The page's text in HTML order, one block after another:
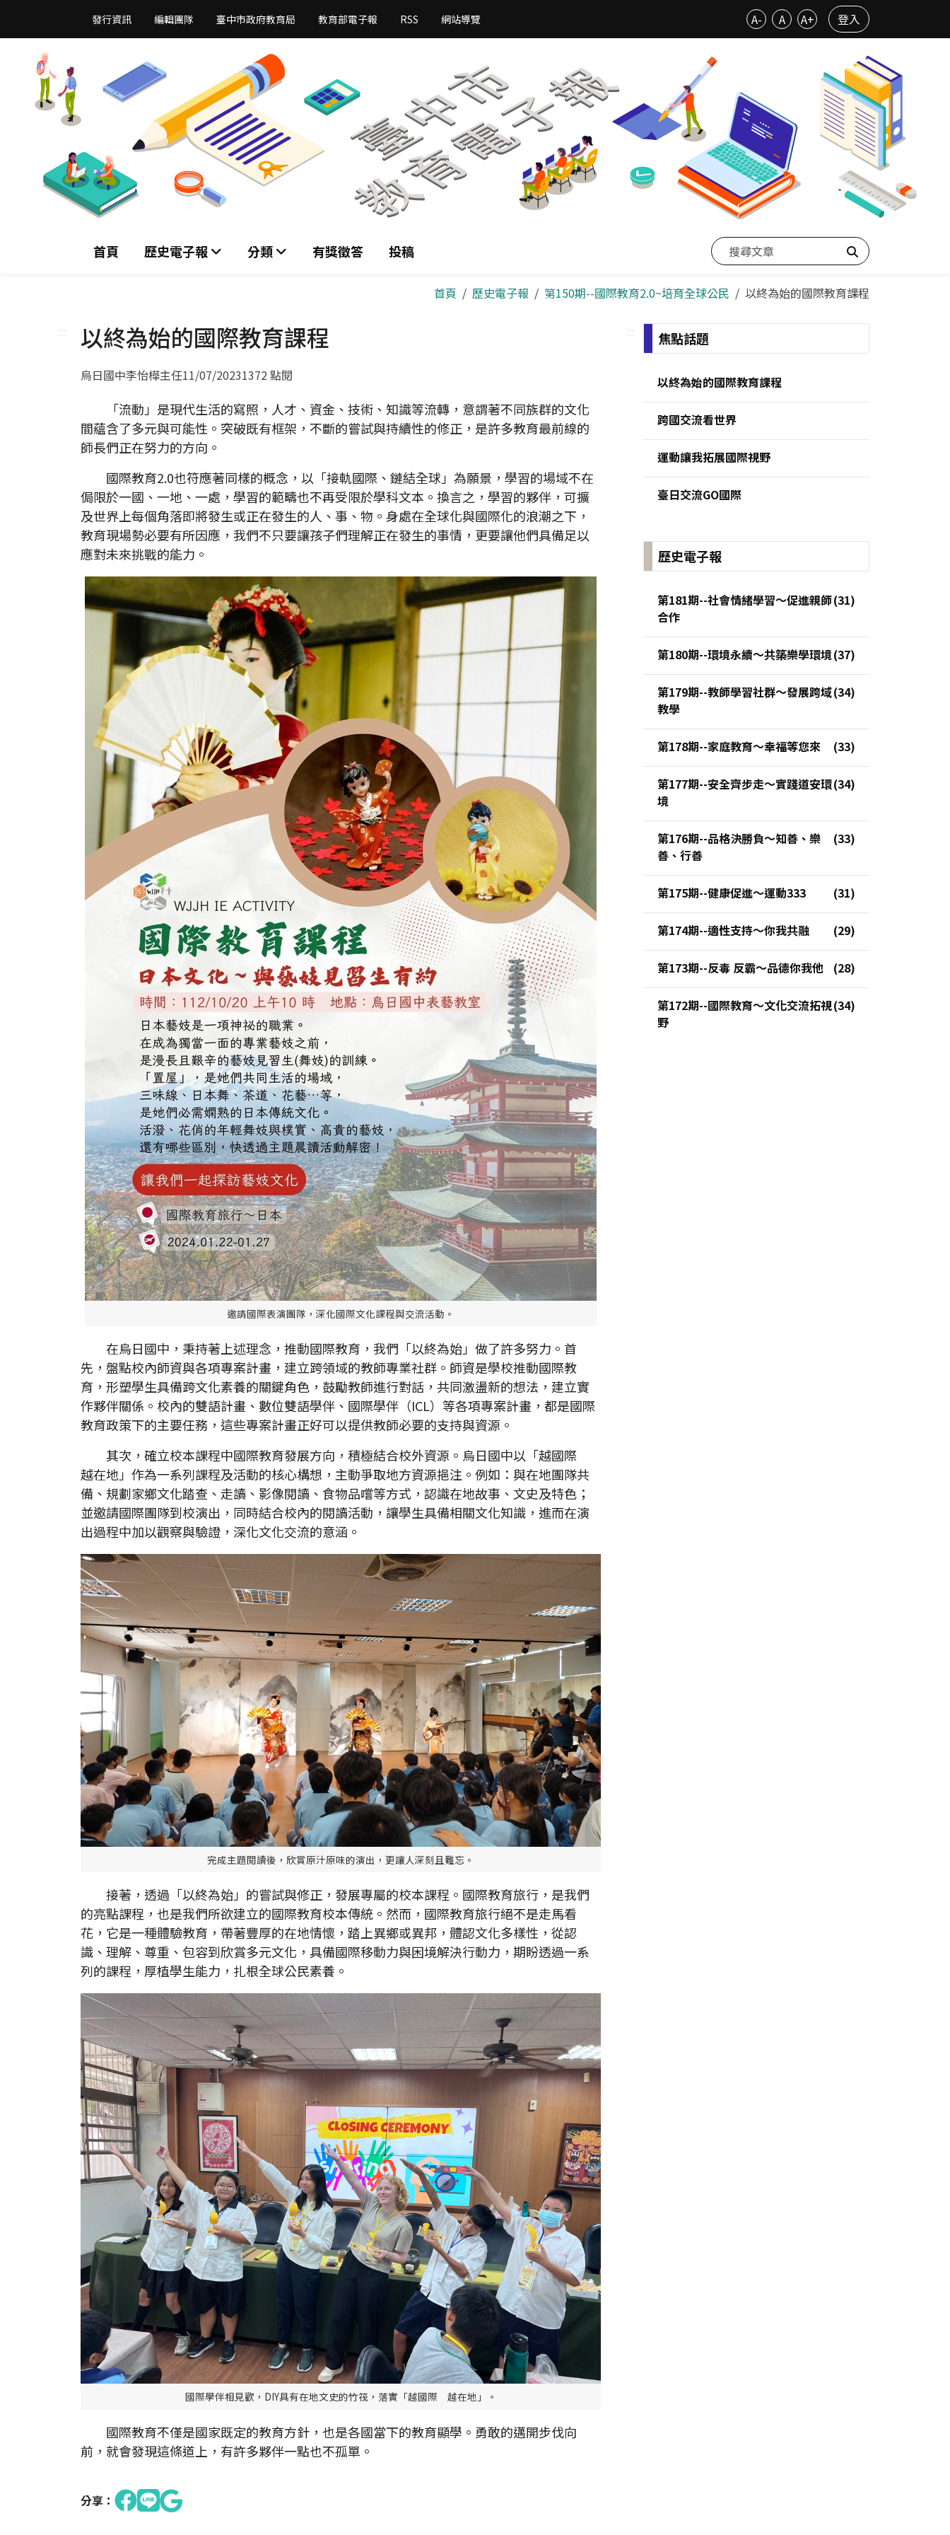
主
發行資訊 編輯團隊 臺中市政府教育局 教育部電子報 RSS 網站導覽 A- A A+ 登入
首頁 歷史電子報 分類 有獎徵答 投稿
搜尋
首頁 歷史電子報 第150期--國際教育2.0~培育全球公民 以終為始的國際教育課程
::: 以終為始的國際教育課程
烏日國中李怡樺主任11/07/20231372 點閱
「流動」是現代生活的寫照，人才、資金、技術、知識等流轉，意謂著不同族群的文化
間蘊含了多元與可能性。突破既有框架，不斷的嘗試與持續性的修正，是許多教育最前線的
師長們正在努力的方向。
國際教育2.0也符應著同樣的概念，以「接軌國際、鏈結全球」為願景，學習的場域不在
侷限於一國、一地、一處，學習的範疇也不再受限於學科文本。換言之，學習的夥伴，可擴
及世界上每個角落即將發生或正在發生的人、事、物。身處在全球化與國際化的浪潮之下，
教育現場勢必要有所因應，我們不只要讓孩子們理解正在發生的事情，更要讓他們具備足以
應對未來挑戰的能力。
邀請國際表演團隊，深化國際文化課程與交流活動。
在烏日國中，秉持著上述理念，推動國際教育，我們「以終為始」做了許多努力。首
先，盤點校內師資與各項專案計畫，建立跨領域的教師專業社群。師資是學校推動國際教
育，形塑學生具備跨文化素養的關鍵角色，鼓勵教師進行對話，共同激盪新的想法，建立實
作夥伴關係。校內的雙語計畫、數位雙語學伴、國際學伴（ICL）等各項專案計畫，都是國際
教育政策下的主要任務，這些專案計畫正好可以提供教師必要的支持與資源。
其次，確立校本課程中國際教育發展方向，積極結合校外資源。烏日國中以「越國際
越在地」作為一系列課程及活動的核心構想，主動爭取地方資源挹注。例如：與在地團隊共
備、規劃家鄉文化踏查、走讀、影像閱讀、食物品嚐等方式，認識在地故事、文史及特色；
並邀請國際團隊到校演出，同時結合校內的閱讀活動，讓學生具備相關文化知識，進而在演
出過程中加以觀察與驗證，深化文化交流的意涵。
完成主題閱讀後，欣賞原汁原味的演出，更讓人深刻且難忘。
接著，透過「以終為始」的嘗試與修正，發展專屬的校本課程。國際教育旅行，是我們
的亮點課程，也是我們所欲建立的國際教育校本傳統。然而，國際教育旅行絕不是走馬看
花，它是一種體驗教育，帶著豐厚的在地情懷，踏上異鄉或異邦，體認文化多樣性，從認
識、理解、尊重、包容到欣賞多元文化，具備國際移動力與困境解決行動力，期盼透過一系
列的課程，厚植學生能力，扎根全球公民素養。
國際學伴相見歡，DIY具有在地文史的竹筏，落實「越國際 越在地」。
國際教育不僅是國家既定的教育方針，也是各國當下的教育顯學。勇敢的邁開步伐向
前，就會發現這條道上，有許多夥伴一點也不孤單。
分享：
::: 焦點話題
以終為始的國際教育課程
跨國交流看世界
運動讓我拓展國際視野
臺日交流GO國際
歷史電子報
第181期--社會情緒學習～促進親師
合作
第180期--環境永續～共築樂學環境
第179期--教師學習社群～發展跨域
教學
第178期--家庭教育～幸福等您來
第177期--安全齊步走～實踐道安環
境
第176期--品格決勝負～知善、樂
善、行善
第175期--健康促進～運動333
第174期--適性支持～你我共融
第173期--反毒 反霸～品德你我他
第172期--國際教育～文化交流拓視
野